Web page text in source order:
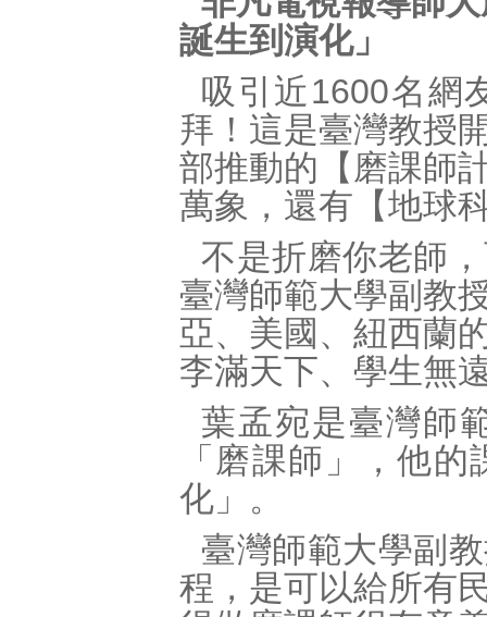
誕生到演化」
吸引近1600名網
拜！這是臺灣教授
部推動的【磨課師
萬象，還有【地球
不是折磨你老師
臺灣師範大學副教
亞、美國、紐西蘭
李滿天下、學生無
葉孟宛是臺灣師
「磨課師」，他
化」。
臺灣師範大學副
程，是可以給所有